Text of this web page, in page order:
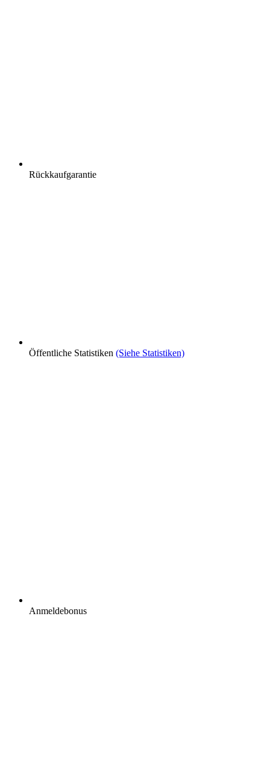
Rückkaufgarantie
Öffentliche Statistiken (Siehe Statistiken)
Anmeldebonus